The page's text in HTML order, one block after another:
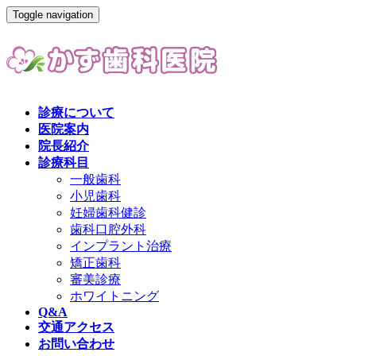
Toggle navigation
診療について
医院案内
院長紹介
診療科目
一般歯科
小児歯科
妊婦歯科健診
歯科口腔外科
インプラント治療
矯正歯科
審美診療
ホワイトニング
Q&A
交通アクセス
お問い合わせ